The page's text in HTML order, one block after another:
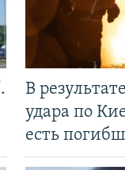
В
удара по
есть